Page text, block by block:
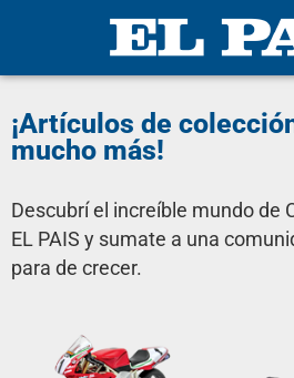
¡Artículos de
mucho más!
Descubrí el increíble mundo de
EL PAIS y sumate a una
para de crecer.